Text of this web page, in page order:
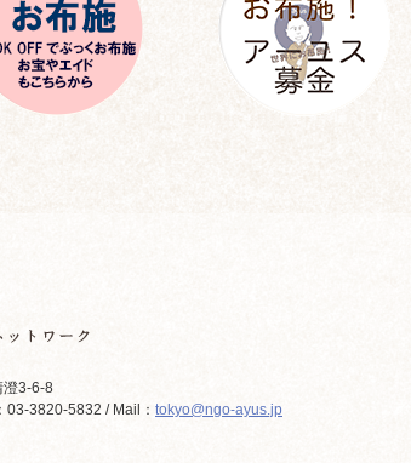
澄3-6-8
3820-5832 / Mail： tokyo@ngo-ayus.jp